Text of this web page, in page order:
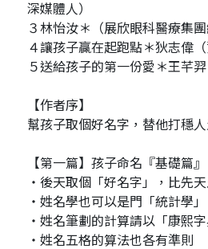
深媒體人）
３林怡汝＊（展欣眼科醫療集團
４讓孩子贏在起跑點＊狄志偉（
５送給孩子的第一份愛＊王芊羿
【作者序】
幫孩子取個好名字，替他打穩
【第一篇】孩子命名『基礎篇』
‧後天取個「好名字」，比先
‧姓名學也可以是門「統計學」
‧姓名筆劃的計算請以「康熙
‧姓名五格的算法也各有準則